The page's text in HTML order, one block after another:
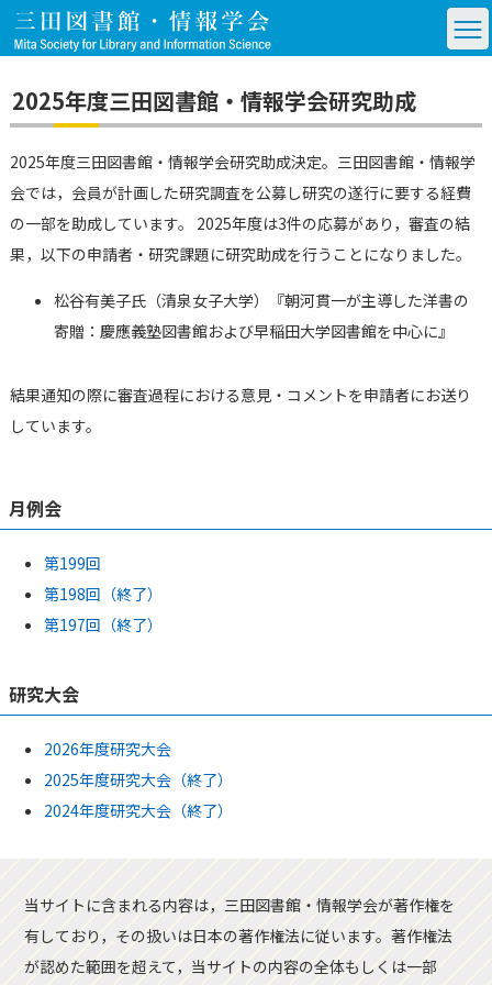
2025年度三田図書館・情報学会研究助成
2025年度三田図書館・情報学会研究助成決定。三田図書館・情報学
会では，会員が計画した研究調査を公募し研究の遂行に要する経費
の一部を助成しています。 2025年度は3件の応募があり，審査の結
果，以下の申請者・研究課題に研究助成を行うことになりました。
松谷有美子氏（清泉女子大学）『朝河貫一が主導した洋書の
寄贈：慶應義塾図書館および早稲田大学図書館を中心に』
結果通知の際に審査過程における意見・コメントを申請者にお送り
しています。
月例会
第199回
第198回（終了）
第197回（終了）
研究大会
2026年度研究大会
2025年度研究大会（終了）
2024年度研究大会（終了）
当サイトに含まれる内容は，三田図書館・情報学会が著作権を
有しており，その扱いは日本の著作権法に従います。著作権法
が認めた範囲を超えて，当サイトの内容の全体もしくは一部